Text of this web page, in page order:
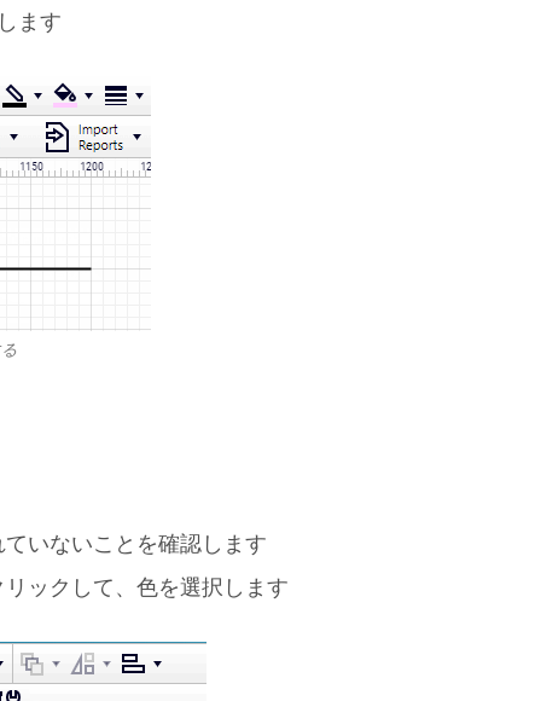
ます
いないことを確認します
ックして、色を選択します